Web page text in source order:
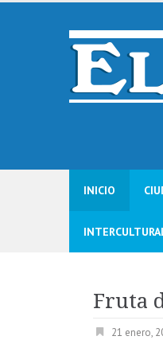
Skip
INICIO
Fruta
21 enero,